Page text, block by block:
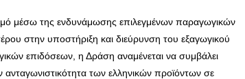
μέσω της ενδυνάμωσης επιλεγμένων παραγωγικών
στην υποστήριξη και διεύρυνση του εξαγωγικού
επιδόσεων, η Δράση αναμένεται να συμβάλει
των ελληνικών προϊόντων σε